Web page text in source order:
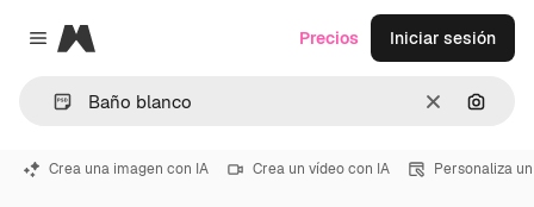
Close menu
Magnific
Borrar
Precios Iniciar sesión
Crea una imagen con IA Crea un vídeo con IA Personaliza